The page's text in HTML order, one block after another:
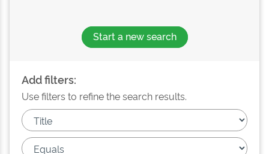
Start a new search
Add filters:
Use filters to refine the search results.